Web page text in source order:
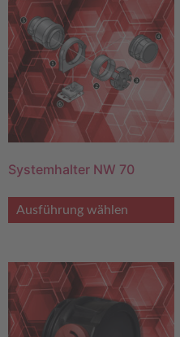
Systemhalter NW 70
Ausführung wählen